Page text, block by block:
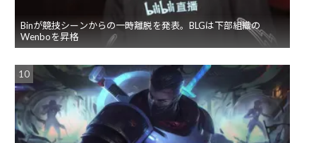
Binが競技シーンからの一時離脱を発表。BLGは下部組織の
Wenboを昇格